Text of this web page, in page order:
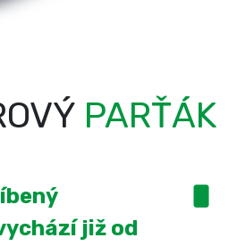
PARŤÁK
již od